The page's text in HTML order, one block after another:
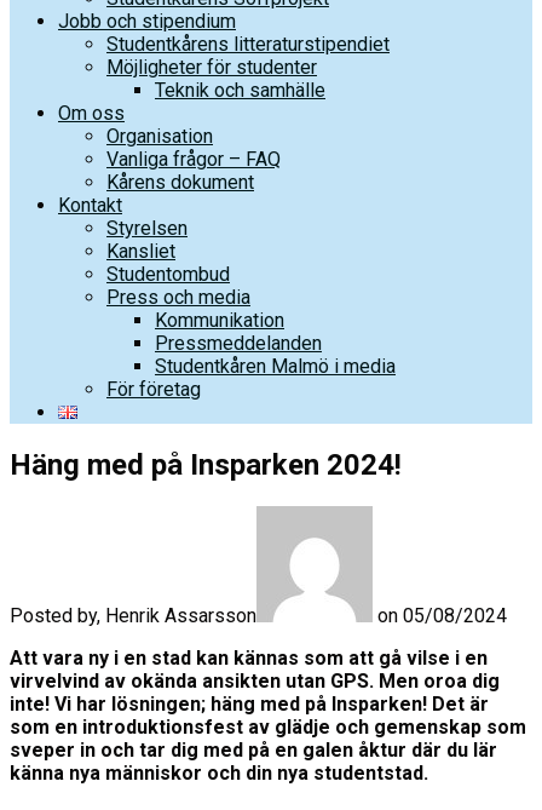
Jobb och stipendium
Studentkårens litteraturstipendiet
Möjligheter för studenter
Teknik och samhälle
Om oss
Organisation
Vanliga frågor – FAQ
Kårens dokument
Kontakt
Styrelsen
Kansliet
Studentombud
Press och media
Kommunikation
Pressmeddelanden
Studentkåren Malmö i media
För företag
Häng med på Insparken 2024!
Posted by, Henrik Assarsson
on 05/08/2024
Att vara ny i en stad kan kännas som att gå vilse i en
virvelvind av okända ansikten utan GPS. Men oroa dig
inte! Vi har lösningen; häng med på Insparken! Det är
som en introduktionsfest av glädje och gemenskap som
sveper in och tar dig med på en galen åktur där du lär
känna nya människor och din nya studentstad.